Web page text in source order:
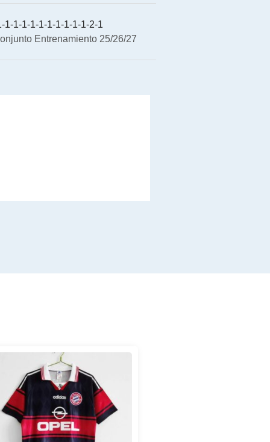
1-1-1-1-1-1-1-1-1-1-2-1
Entrenamiento 25/26/27